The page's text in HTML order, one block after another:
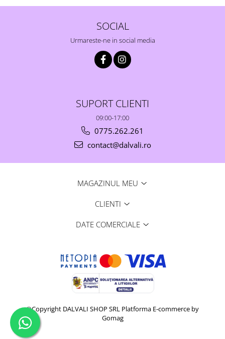
SOCIAL
Urmareste-ne in social media
SUPORT CLIENTI
09:00-17:00
0775.262.261
contact@dalvali.ro
MAGAZINUL MEU
CLIENTI
DATE COMERCIALE
©Copyright DALVALI SHOP SRL Platforma E-commerce by
Gomag